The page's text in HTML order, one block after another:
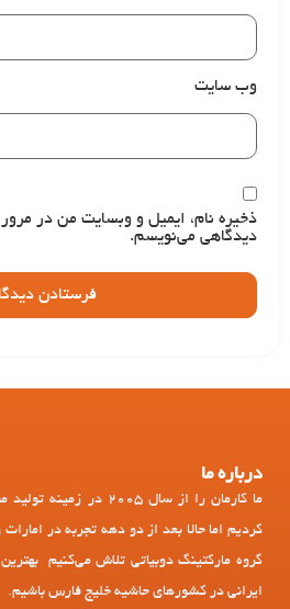
وب‌ سایت
ذخیره نام، ایمیل و وبسایت من در
دیدگاهی می‌نویسم.
درباره ما
ما کارمان را از سال 2005
کردیم اما حالا بعد از دو دهه تجربه در
گروه مارکتینگ دوبیاتی تلاش می‌کنیم
ایرانی در کشورهای حاشیه خلیج فارس باشیم.